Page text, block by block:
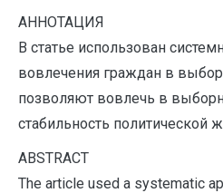
АННОТАЦИЯ
В статье использован
вовлечения граждан в
позволяют вовлечь в
стабильность политической
ABSTRACT
The article used a systematic